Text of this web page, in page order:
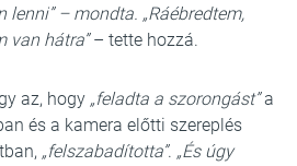
lenni” – mondta. „Ráébredtem,
van hátra”– tette hozzá.
az, hogy „feladta a szorongást”a
és a kamera előtti szereplés
„felszabadította”. „És úgy